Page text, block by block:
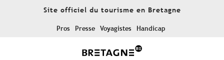
Site officiel du tourisme en Bretagne
Pros Presse Voyagistes Handicap